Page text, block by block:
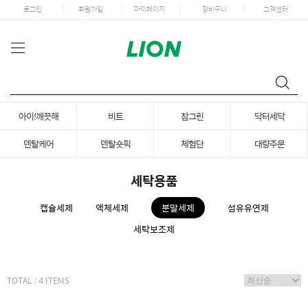
로그인 회원가입 마이페이지 장바구니 고객센터
아이!깨끗해 비트 참그린
닥터세닥
덴탈케어
덴탈숏픽 체험단 대량주문
세탁용품
캡슐세제 액체세제 분말세제
섬유유연제
세탁보조제
TOTAL : 4 ITEMS